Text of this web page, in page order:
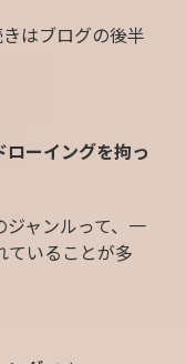
はブログの後半
ローイングを拘っ
ジャンルって、一
ていることが多